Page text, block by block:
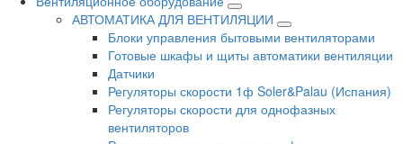
АВТОМАТИКА ДЛЯ ВЕНТИЛЯЦИИ
Блоки управления бытовыми вентиляторами
Готовые шкафы и щиты автоматики вентиляции
Датчики
Регуляторы скорости 1ф Soler&Palau (Испания)
Регуляторы скорости для однофазных
вентиляторов